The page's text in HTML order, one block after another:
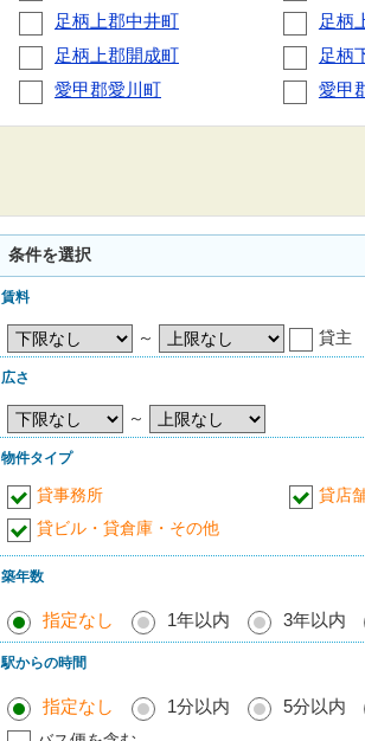
足柄上郡中井町
足柄
足柄上郡開成町
足柄
愛甲郡愛川町
愛甲
条件を選択
賃料
～ 貸主
広さ
～
物件タイプ
貸事務所 貸店
貸ビル・貸倉庫・その他
築年数
指定なし 1年以内 3年以内
駅からの時間
指定なし 1分以内 5分以内